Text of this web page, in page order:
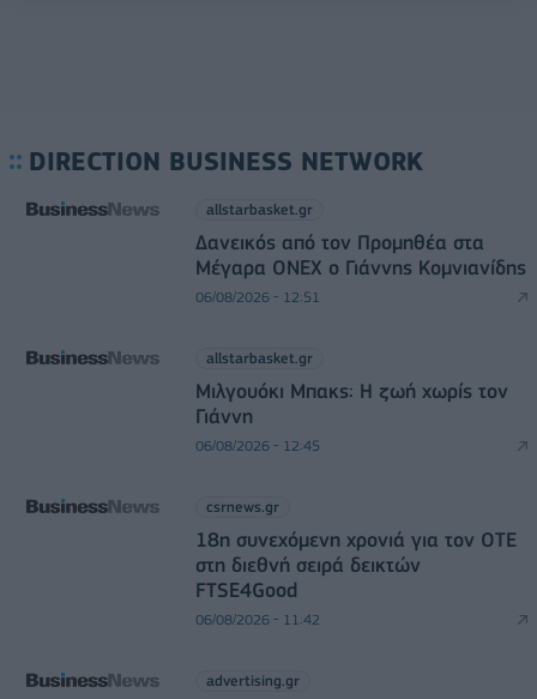
DIRECTION BUSINESS NETWORK
allstarbasket.gr
Δανεικός από τον Προμηθέα στα
Μέγαρα ONEX ο Γιάννης Κομνιανίδης
06/08/2026 - 12:51
allstarbasket.gr
Μιλγουόκι Μπακς: Η ζωή χωρίς τον
Γιάννη
06/08/2026 - 12:45
csrnews.gr
18η συνεχόμενη χρονιά για τον ΟΤΕ
στη διεθνή σειρά δεικτών
FTSE4Good
06/08/2026 - 11:42
advertising.gr